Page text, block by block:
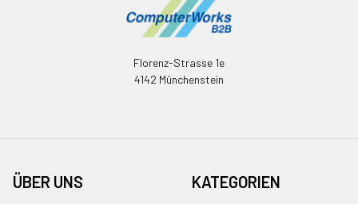
Florenz-Strasse 1e
4142 Münchenstein
ÜBER UNS KATEGORIEN